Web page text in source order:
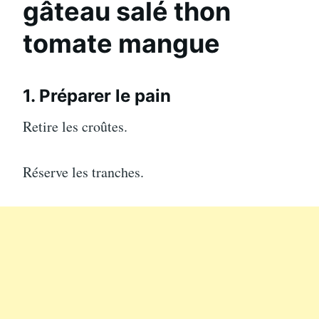
gâteau salé thon
tomate mangue
1. Préparer le pain
Retire les croûtes.
Réserve les tranches.